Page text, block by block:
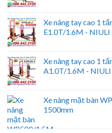
Xe nâng tay cao 1
E1.0T/1.6M - NIULI
Xe nâng tay cao 1
A1.0T/1.6M - NIULI
Xe nâng mặt bàn
1500mm